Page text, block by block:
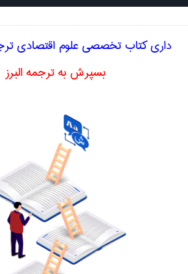
معادل انگلیسی ترقی نرخ ارز
داری کتاب تخصصی علوم اقتصادی
بسپرش به ترجمه البرز